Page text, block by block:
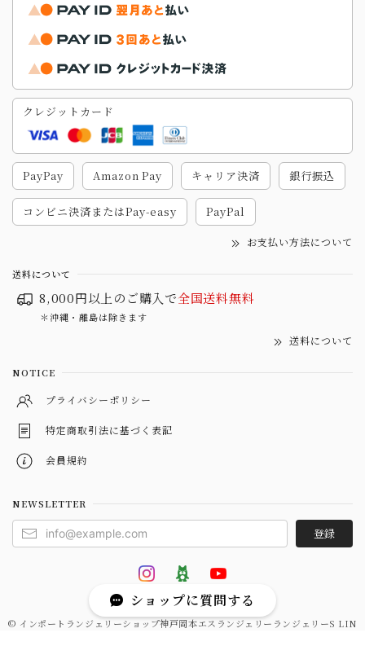
クレジットカード
PayPay Amazon Pay キャリア決済 銀行振込
コンビニ決済またはPay-easy PayPal
お支払い方法について
送料について
8,000円以上のご購入で全国送料無料
＊沖縄・離島は除きます
送料について
NOTICE
プライバシーポリシー
特定商取引法に基づく表記
会員規約
NEWSLETTER
登録
© インポートランジェリーショップ神戸岡本エスランジェリーランジェリーS LIN
ショップに質問する